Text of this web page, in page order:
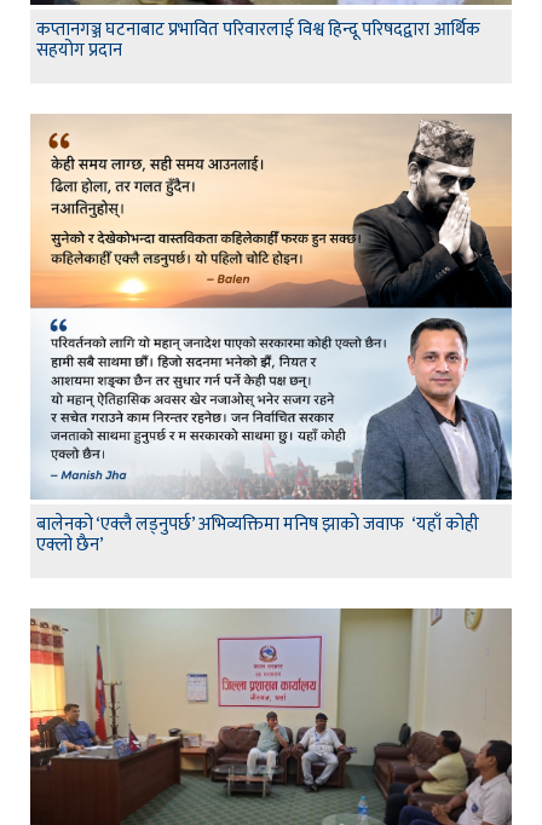
कप्तानगञ्ज घटनाबाट प्रभावित परिवारलाई विश्व हिन्दू परिषदद्वारा आर्थिक
सहयोग प्रदान
बालेनको ‘एक्लै लड्नुपर्छ’ अभिव्यक्तिमा मनिष झाको जवाफ ‘यहाँ कोही
एक्लो छैन’